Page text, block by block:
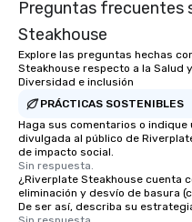
Preguntas frecuentes
Steakhouse
Explore las preguntas hechas
Steakhouse respecto a la Salud
Diversidad e inclusión
PRÁCTICAS SOSTENIBLES
Haga sus comentarios o
divulgada al público de
de impacto social.
Sin respuesta.
¿Riverplate Steakhouse cuenta
eliminación y desvío de basura
De ser así, describa su